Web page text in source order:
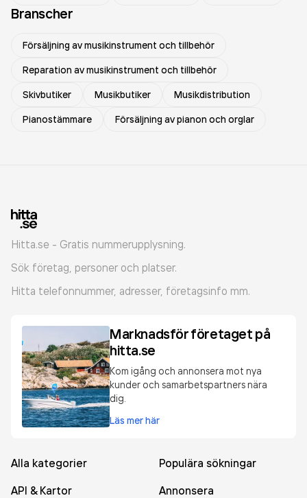
Branscher
Försäljning av musikinstrument och tillbehör
Reparation av musikinstrument och tillbehör
Skivbutiker
Musikbutiker
Musikdistribution
Pianostämmare
Försäljning av pianon och orglar
Hitta.se - Gratis nummerupplysning.
Sök företag, personer och platser.
Hitta telefonnummer, adresser, företagsinfo mm.
Marknadsför företaget på
hitta.se
Kom igång och annonsera mot nya
kunder och samarbetspartners nära
dig.
Läs mer här
Alla kategorier
Populära sökningar
API & Kartor
Annonsera